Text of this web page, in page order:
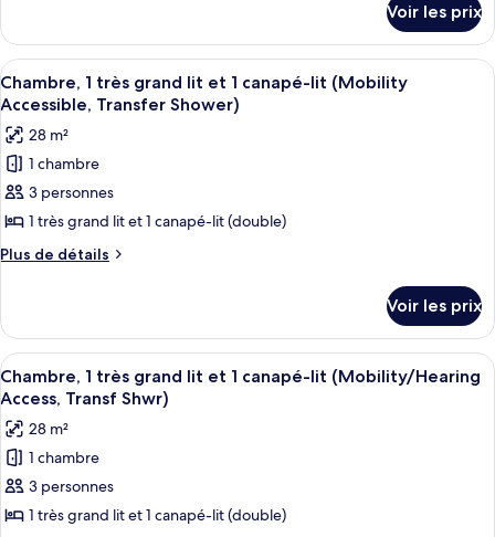
1
très
grand
lit
et
canapé-
lit
(Mobility
Accessible,
Shower)
le
type
de
chambre
très
grand
lit
et
canapé-
Roll-
in
Shower)
Voir les prix
Afficher
toutes
les
photos
pour
ce
type
de
1
très
grand
lit
et
canapé-
lit
(Mobility
Une salle de bain moderne équipée
6
Chambre, 1 très grand lit et 1 canapé-lit (Mobility
Accessible, Transfer Shower)
28 m²
1 chambre
3 personnes
1 très grand lit et 1 canapé-lit (double)
Plus de détails
Plus
le
type
de
chambre
Chambre,
très
grand
lit
et
Voir les prix
Afficher
toutes
les
photos
pour
ce
type
Une salle de bain moderne équipée
6
Chambre, 1 très grand lit et 1 canapé-lit (Mobility/Hearing
Access, Transf Shwr)
28 m²
1 chambre
3 personnes
1 très grand lit et 1 canapé-lit (double)